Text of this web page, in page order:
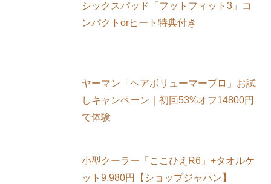
シックスパッド「フットフィット3」コ
ンパクトorヒート特典付き
ヤーマン「ヘアボリューマープロ」お試
しキャンペーン｜初回53%オフ14800円
で体験
小型クーラー「ここひえR6」+タオルケ
ット9,980円【ショップジャパン】